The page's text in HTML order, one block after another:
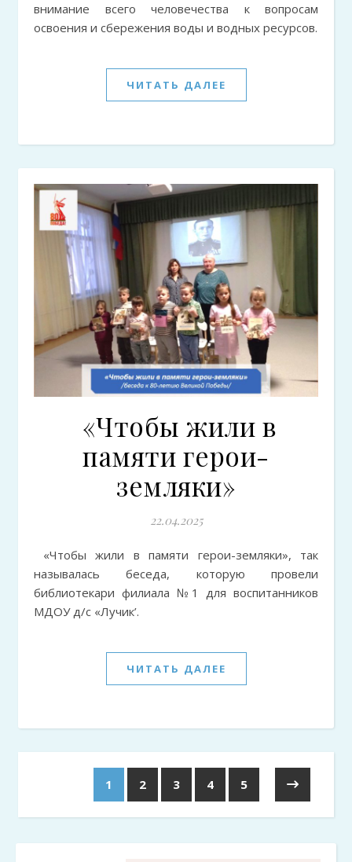
внимание всего человечества к вопросам
освоения и сбережения воды и водных ресурсов.
ЧИТАТЬ ДАЛЕЕ
«Чтобы жили в
памяти герои-
земляки»
22.04.2025
«Чтобы жили в памяти герои-земляки», так
называлась беседа, которую провели
библиотекари филиала №1 для воспитанников
МДОУ д/с «Лучик’.
ЧИТАТЬ ДАЛЕЕ
1 2 3 4 5